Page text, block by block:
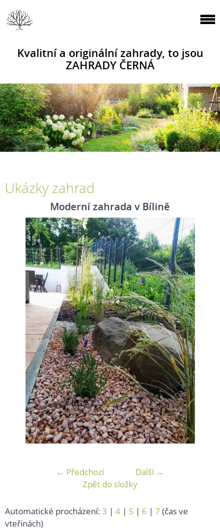
Kvalitní a originální zahrady, to jsou
ZAHRADY ČERNÁ
Ukázky zahrad
Moderní zahrada v Bílině
← Předchozí
Další →
Zpět do složky
Automatické procházení: 3 | 4 | 5 | 6 | 7 (čas ve
vteřinách)